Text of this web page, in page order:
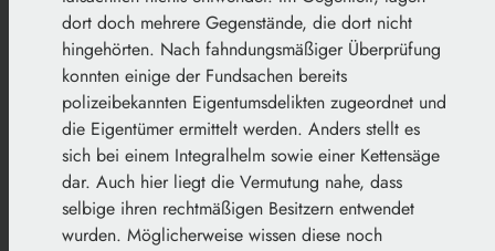
dort doch mehrere Gegenstände, die dort nicht
hingehörten. Nach fahndungsmäßiger Überprüfung
konnten einige der Fundsachen bereits
polizeibekannten Eigentumsdelikten zugeordnet und
die Eigentümer ermittelt werden. Anders stellt es
sich bei einem Integralhelm sowie einer Kettensäge
dar. Auch hier liegt die Vermutung nahe, dass
selbige ihren rechtmäßigen Besitzern entwendet
wurden. Möglicherweise wissen diese noch